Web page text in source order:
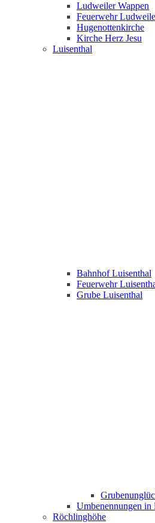
Ludweiler Wappen
Feuerwehr
Hugenottenkirche
Kirche Herz Jesu
Luisenthal
Bahnhof Luisenthal
Feuerwehr
Grube Luisenthal
Umbenennungen in
Röchlinghöhe